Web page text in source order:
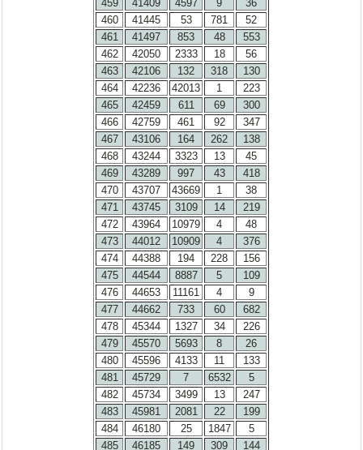
459
41409 4597 9
36
460
41445 53 781
52
461
41497 853 48
553
462
42050 2333 18
56
463
42106 132 318
130
464
42236 42013 1
223
465
42459 611 69
300
466
42759 461 92
347
467
43106 164 262
138
468
43244 3323 13
45
469
43289 997 43
418
470
43707 43669 1
38
471
43745 3109 14
219
472
43964 10979 4
48
473
44012 10909 4
376
474
44388 194 228
156
475
44544 8887 5
109
476
44653 11161 4
9
477
44662 733 60
682
478
45344 1327 34
226
479
45570 5693 8
26
480
45596 4133 11
133
481
45729 7 6532
5
482
45734 3499 13
247
483
45981 2081 22
199
484
46180 25 1847
5
485
46185 149 309 144